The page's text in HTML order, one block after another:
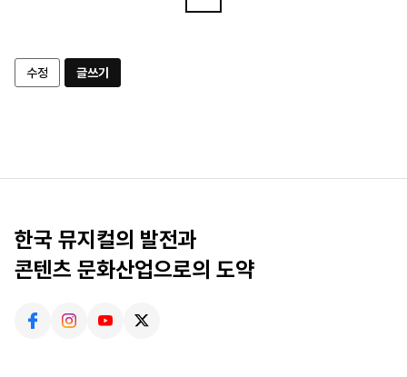
수정 글쓰기
한국 뮤지컬의 발전과
콘텐츠 문화산업으로의 도약